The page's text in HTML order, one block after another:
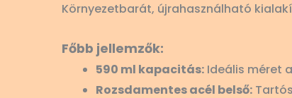
Környezetbarát, újrahasználható
Főbb jellemzők:
590 ml kapacitás: Ideális méret
Rozsdamentes acél belső: